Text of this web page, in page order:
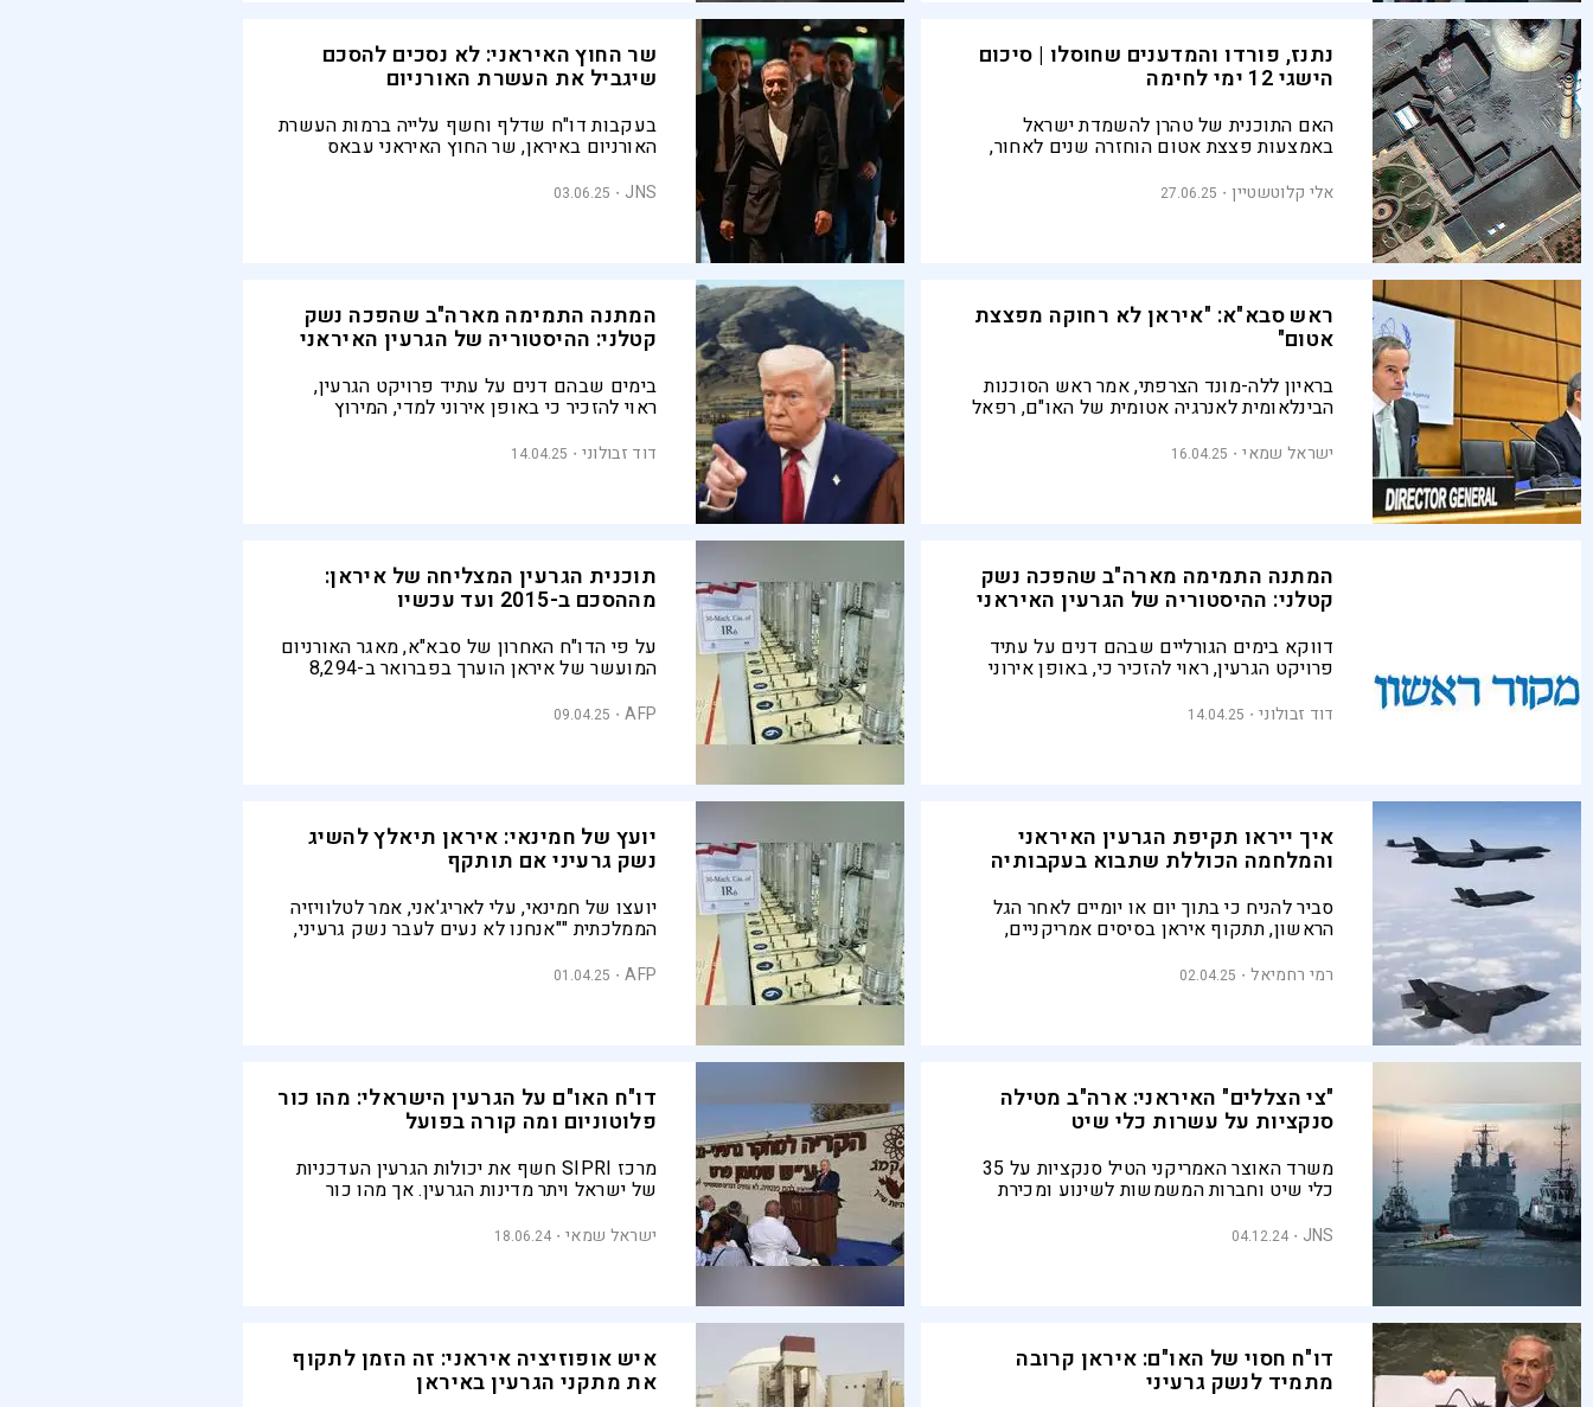
נתנז, פורדו והמדענים שחוסלו | סיכום
הישגי 12 ימי לחימה
האם התוכנית של טהרן להשמדת ישראל
באמצעות פצצת אטום הוחזרה שנים לאחור,
האיראני
אלי קלוטשטיין 27.06.25
שר החוץ האיראני: לא נסכים להסכם
שיגביל את העשרת האורניום
בעקבות דו"ח שדלף וחשף עלייה ברמות העשרת
האורניום באיראן, שר החוץ האיראני עבאס
העשרת האורניום למטרות אזרחיות
JNS
03.06.25
ראש סבא"א: "איראן לא רחוקה מפצצת
אטום"
בראיון ללה-מונד הצרפתי, אמר ראש הסוכנות
הבינלאומית לאנרגיה אטומית של האו"ם, רפאל
יכולים בסופו של דבר להרכיב אותם"
ישראל שמאי 16.04.25
המתנה התמימה מארה"ב שהפכה נשק
קטלני: ההיסטוריה של הגרעין האיראני
בימים שבהם דנים על עתיד פרויקט הגרעין,
ראוי להזכיר כי באופן אירוני למדי, המירוץ
הנשיא אייזנהאואר העניק את הכור הגרעיני
דוד זבולוני 14.04.25
המתנה התמימה מארה"ב שהפכה נשק
קטלני: ההיסטוריה של הגרעין האיראני
דווקא בימים הגורליים שבהם דנים על עתיד
פרויקט הגרעין, ראוי להזכיר כי, באופן אירוני
ב־1967 כאשר הנשיא אייזנהאואר העניק אתדוד זבולוני 14.04.25
תוכנית הגרעין המצליחה של איראן:
מההסכם ב-2015 ועד עכשיו
על פי הדו"ח האחרון של סבא"א, מאגר האורניום
המועשר של איראן הוערך בפברואר ב-8,294
AFP
09.04.25
איך ייראו תקיפת הגרעין האיראני
והמלחמה הכוללת שתבוא בעקבותיה
סביר להניח כי בתוך יום או יומיים לאחר הגל
הראשון, תתקוף איראן בסיסים אמריקניים,
מטוסים, ותתקוף את ישראל. התרחיש הסביר
רמי רחמיאל 02.04.25
יועץ של חמינאי: איראן תיאלץ להשיג
נשק גרעיני אם תותקף
יועצו של חמינאי, עלי לאריג'אני, אמר לטלוויזיה
הממלכתית ""אנחנו לא נעים לעבר נשק גרעיני,
באיראן בעצמכם או דרך ישראל, תאלצו את
AFP
01.04.25
"צי הצללים" האיראני: ארה"ב מטילה
סנקציות על עשרות כלי שיט
משרד האוצר האמריקני הטיל סנקציות על 35
כלי שיט וחברות המשמשות לשינוע ומכירת
JNS
04.12.24
דו"ח האו"ם על הגרעין הישראלי: מהו כור
פלוטוניום ומה קורה בפועל
מרכז SIPRI חשף את יכולות הגרעין העדכניות
של ישראל ויתר מדינות הגרעין. אך מהו כור
הגרעיניות של ישראל והעולם?
ישראל שמאי 18.06.24
דו"ח חסוי של האו"ם: איראן קרובה
מתמיד לנשק גרעיני
איש אופוזיציה איראני: זה הזמן לתקוף
את מתקני הגרעין באיראן